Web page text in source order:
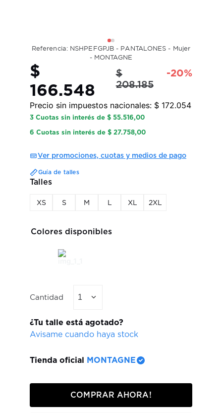
Referencia: NSHPEFGPJB - PANTALONES - Mujer
- MONTAGNE
$
166.548
$
208.185
-20%
Precio sin impuestos nacionales: $ 172.054
3 Cuotas sin interés de $ 55.516,00
6 Cuotas sin interés de $ 27.758,00
Ver promociones, cuotas y medios de pago
XS S M L XL 2XL
Guía de talles
Cantidad 1
¿Tu talle está agotado?
Avisame cuando haya stock
Tienda oficial MONTAGNE
COMPRAR AHORA!